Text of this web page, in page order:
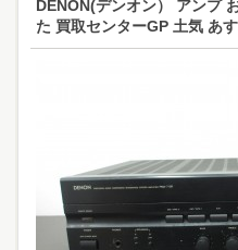
DENON(デンオン） アンプ
た 買取センターGP 土気 あ